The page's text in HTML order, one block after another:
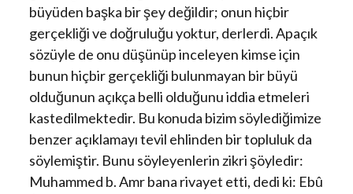
büyüden başka bir şey değildir; onun hiçbir
gerçekliği ve doğruluğu yoktur, derlerdi. Apaçık
sözüyle de onu düşünüp inceleyen kimse için
bunun hiçbir gerçekliği bulunmayan bir büyü
olduğunun açıkça belli olduğunu iddia etmeleri
kastedilmektedir. Bu konuda bizim söylediğimize
benzer açıklamayı tevil ehlinden bir topluluk da
söylemiştir. Bunu söyleyenlerin zikri şöyledir:
Muhammed b. Amr bana rivayet etti, dedi ki: Ebû